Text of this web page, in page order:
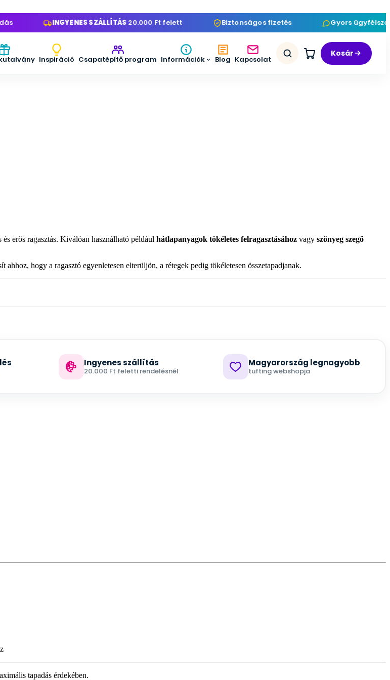
INGYENES SZÁLLÍTÁS20.000 Ft felett Biztonságos fizetés Gyors
Inspiráció Csapatépítő program Információk Blog Kapcsolat
Kosár
erős ragasztás. Kiválóan használható például hátlapanyagok tökéletes felragasztásához vagy szőnyeg szegő
hogy a ragasztó egyenletesen elterüljön, a rétegek pedig tökéletesen összetapadjanak.
Ingyenes szállítás
20.000 Ft feletti rendelésnél
Magyarország legnagyobb
tufting webshopja
tapadás érdekében.